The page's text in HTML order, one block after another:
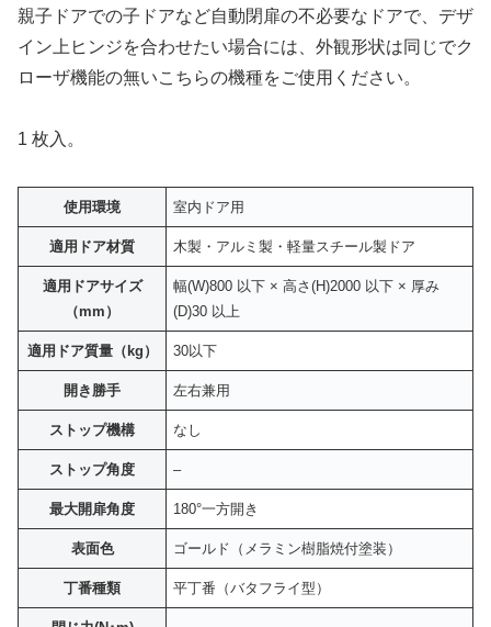
親子ドアでの子ドアなど自動閉扉の不必要なドアで、デザ
イン上ヒンジを合わせたい場合には、外観形状は同じでク
ローザ機能の無いこちらの機種をご使用ください。
1 枚入。
使用環境 室内ドア用
適用ドア材質 木製・アルミ製・軽量スチール製ドア
適用ドアサイズ
（mm）
幅(W)800 以下 × 高さ(H)2000 以下 × 厚み
(D)30 以上
適用ドア質量（kg） 30以下
開き勝手 左右兼用
ストップ機構 なし
ストップ角度 –
最大開扉角度 180°一方開き
表面色 ゴールド（メラミン樹脂焼付塗装）
丁番種類 平丁番（バタフライ型）